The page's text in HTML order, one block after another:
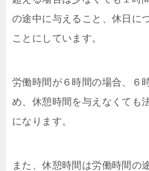
の途中に与えること、休⽇に
ことにしています。
労働時間が６時間の場合、６
め、休憩時間を与えなくても
になります。
また、休憩時間は労働時間の